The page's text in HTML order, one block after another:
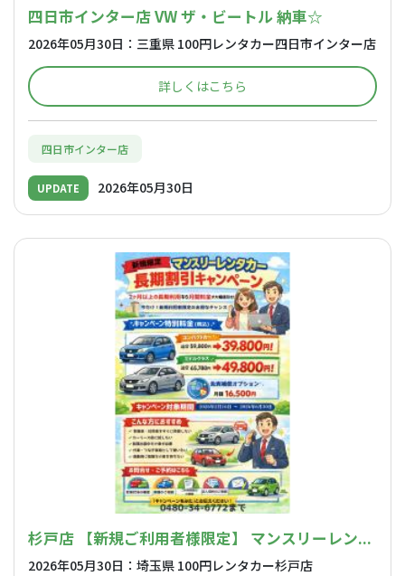
四日市インター店 VW ザ・ビートル 納車☆
2026年05月30日：三重県 100円レンタカー四日市インター店
詳しくはこちら
四日市インター店
UPDATE 2026年05月30日
杉戸店 【新規ご利用者様限定】 マンスリーレン...
2026年05月30日：埼玉県 100円レンタカー杉戸店